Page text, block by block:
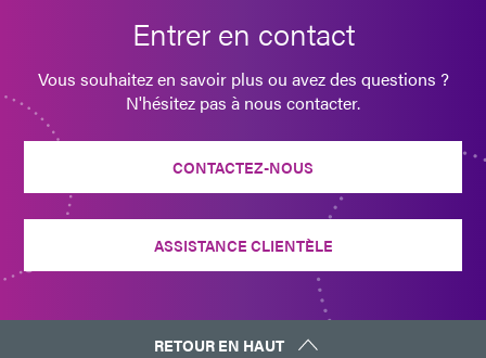
Entrer en contact
Vous souhaitez en savoir plus ou avez des questions ?
N'hésitez pas à nous contacter.
CONTACTEZ-NOUS
ASSISTANCE CLIENTÈLE
RETOUR EN HAUT